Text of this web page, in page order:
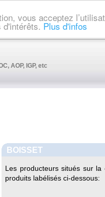
vous acceptez
Plus d'infos
AOP, IGP, etc
BOISSET
Les producteurs situés sur
produits labélisés ci-dessous: